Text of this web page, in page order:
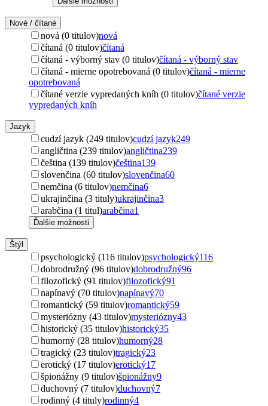
Nové / čítané
nová (0 titulov)nová
čítaná (0 titulov)čítaná
čítaná - výborný stav (0 titulov)čítaná - výborný stav
čítaná - mierne opotrebovaná (0 titulov)čítaná - mierne
opotrebovaná
čítané verzie vypredaných kníh (0 titulov)čítané verzie
vypredaných kníh
Jazyk
cudzí jazyk (249 titulov)cudzí jazyk249
angličtina (239 titulov)angličtina239
čeština (139 titulov)čeština139
slovenčina (60 titulov)slovenčina60
nemčina (6 titulov)nemčina6
ukrajinčina (3 tituly)ukrajinčina3
arabčina (1 titul)arabčina1
Ďalšie možnosti
Štýl
psychologický (116 titulov)psychologický116
dobrodružný (96 titulov)dobrodružný96
filozofický (91 titulov)filozofický91
napínavý (70 titulov)napínavý70
romantický (59 titulov)romantický59
mysteriózny (43 titulov)mysteriózny43
historický (35 titulov)historický35
humorný (28 titulov)humorný28
tragický (23 titulov)tragický23
erotický (17 titulov)erotický17
špionážny (9 titulov)špionážny9
duchovný (7 titulov)duchovný7
rodinný (4 tituly)rodinný4